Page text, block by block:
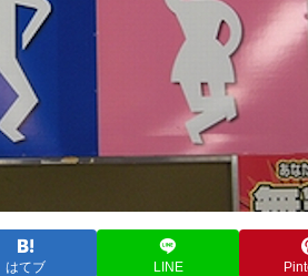
はてブ LINE